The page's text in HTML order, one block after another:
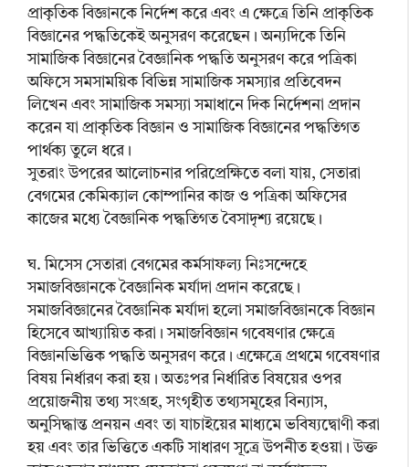
প্রাকৃতিক বিজ্ঞানকে নির্দেশ করে এবং এ ক্ষেত্রে তিনি প্রাকৃতিক
বিজ্ঞানের পদ্ধতিকেই অনুসরণ করেছেন। অন্যদিকে তিনি
সামাজিক বিজ্ঞানের বৈজ্ঞানিক পদ্ধতি অনুসরণ করে পত্রিকা
অফিসে সমসাময়িক বিভিন্ন সামাজিক সমস্যার প্রতিবেদন
লিখেন এবং সামাজিক সমস্যা সমাধানে দিক নির্দেশনা প্রদান
করেন যা প্রাকৃতিক বিজ্ঞান ও সামাজিক বিজ্ঞানের পদ্ধতিগত
পার্থক্য তুলে ধরে।
সুতরাং উপরের আলোচনার পরিপ্রেক্ষিতে বলা যায়, সেতারা
বেগমের কেমিক্যাল কোম্পানির কাজ ও পত্রিকা অফিসের
কাজের মধ্যে বৈজ্ঞানিক পদ্ধতিগত বৈসাদৃশ্য রয়েছে।
ঘ. মিসেস সেতারা বেগমের কর্মসাফল্য নিঃসন্দেহে
সমাজবিজ্ঞানকে বৈজ্ঞানিক মর্যাদা প্রদান করেছে।
সমাজবিজ্ঞানের বৈজ্ঞানিক মর্যাদা হলো সমাজবিজ্ঞানকে বিজ্ঞান
হিসেবে আখ্যায়িত করা। সমাজবিজ্ঞান গবেষণার ক্ষেত্রে
বিজ্ঞানভিত্তিক পদ্ধতি অনুসরণ করে। এক্ষেত্রে প্রথমে গবেষণার
বিষয় নির্ধারণ করা হয়। অতঃপর নির্ধারিত বিষয়ের ওপর
প্রয়োজনীয় তথ্য সংগ্রহ, সংগৃহীত তথ্যসমূহের বিন্যাস,
অনুসিদ্ধান্ত প্রনয়ন এবং তা যাচাইয়ের মাধ্যমে ভবিষ্যদ্বোণী করা
হয় এবং তার ভিত্তিতে একটি সাধারণ সূত্রে উপনীত হওয়া। উক্ত